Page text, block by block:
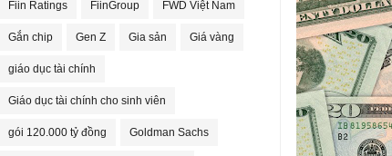
Fiin Ratings FiinGroup FWD Việt Nam
Gắn chip Gen Z Gia sản Giá vàng
giáo dục tài chính
Giáo dục tài chính cho sinh viên
gói 120.000 tỷ đồng Goldman Sachs